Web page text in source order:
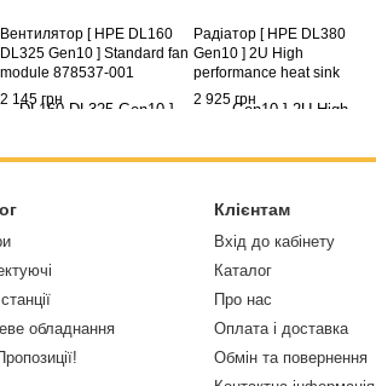
Вентилятор [ HPE DL160
DL325 Gen10 ] Standard fan
module 878537-001
2 145 грн
Радіатор [ HPE DL380
Gen10 ] 2U High
performance heat sink
875071-001
2 925 грн
обладнання
Клієнтам
Вхід до кабінету
Каталог
Про нас
Оплата і доставка
Обмін та повернення